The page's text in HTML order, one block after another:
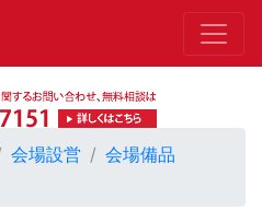
会場設営
会場備品